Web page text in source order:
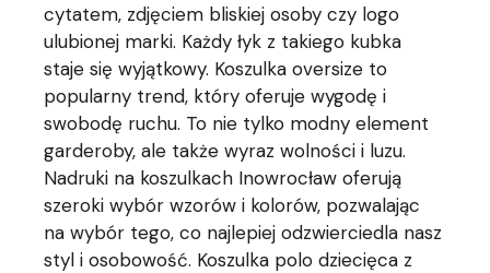
cytatem, zdjęciem bliskiej osoby czy logo
ulubionej marki. Każdy łyk z takiego kubka
staje się wyjątkowy. Koszulka oversize to
popularny trend, który oferuje wygodę i
swobodę ruchu. To nie tylko modny element
garderoby, ale także wyraz wolności i luzu.
Nadruki na koszulkach Inowrocław oferują
szeroki wybór wzorów i kolorów, pozwalając
na wybór tego, co najlepiej odzwierciedla nasz
styl i osobowość. Koszulka polo dziecięca z